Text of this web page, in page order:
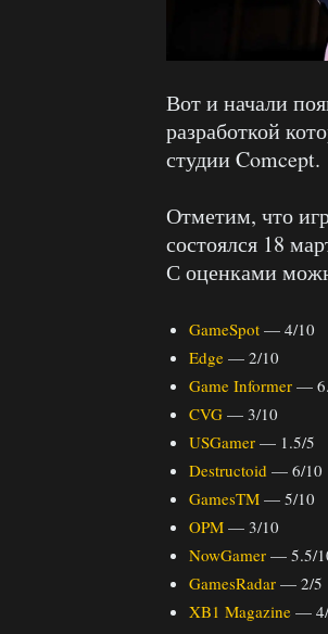
Вот и начали
разработкой
студии Comcept.
Отметим, что
состоялся 18
С оценками
GameSpot — 4/10
Edge — 2/10
Game Informer —
CVG — 3/10
USGamer — 1.5/5
Destructoid — 6/10
GamesTM — 5/10
OPM — 3/10
NowGamer — 5.5/
GamesRadar — 2/5
XB1 Magazine —